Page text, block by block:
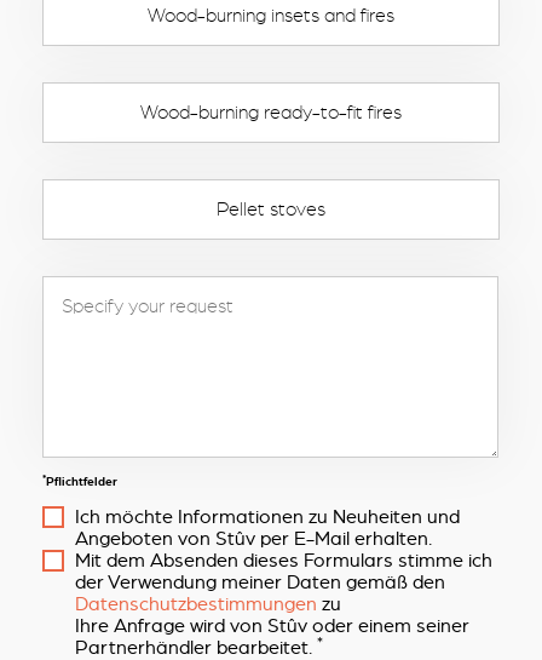
Wood-burning insets and fires
Wood-burning ready-to-fit fires
Pellet stoves
*Pflichtfelder
Ich möchte Informationen zu Neuheiten und
Angeboten von Stûv per E-Mail erhalten.
Mit dem Absenden dieses Formulars stimme ich
der Verwendung meiner Daten gemäß den
Datenschutzbestimmungen zu
Ihre Anfrage wird von Stûv oder einem seiner
Partnerhändler bearbeitet. *